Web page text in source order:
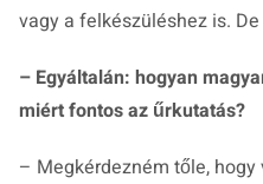
vagy a felkészüléshez is.
– Egyáltalán: hogyan
miért fontos az űrkutatás?
– Megkérdezném tőle,